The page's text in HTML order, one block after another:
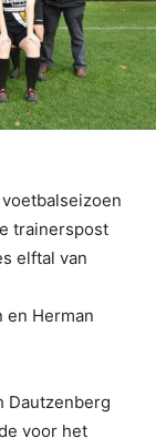
trainerspost
elftal van
en Herman
Dautzenberg
voor het